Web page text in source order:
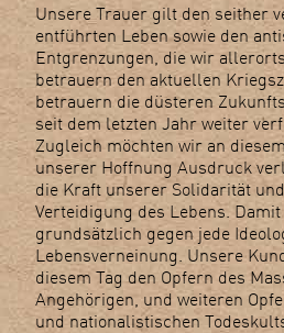
Unsere Trauer gilt den seither
entführten Leben sowie den
Entgrenzungen, die wir
betrauern den aktuellen
betrauern die düsteren
seit dem letzten Jahr weiter
Zugleich möchten wir an
unserer Hoffnung Ausdruck
die Kraft unserer Solidarität
Verteidigung des Lebens.
grundsätzlich gegen jede
Lebensverneinung. Unsere
diesem Tag den Opfern des
Angehörigen, und weiteren
und nationalistischen